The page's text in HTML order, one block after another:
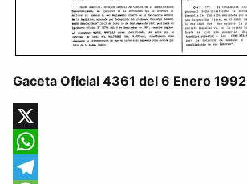
Gaceta Oficial 4361 del 6 Enero 1992
X
WhatsApp